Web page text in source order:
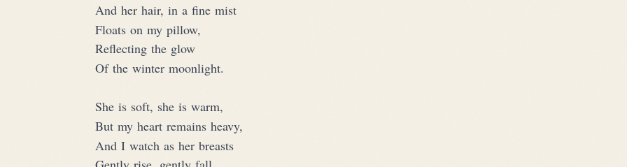
And her hair, in a fine mist
Floats on my pillow,
Reflecting the glow
Of the winter moonlight.
She is soft, she is warm,
But my heart remains heavy,
And I watch as her breasts